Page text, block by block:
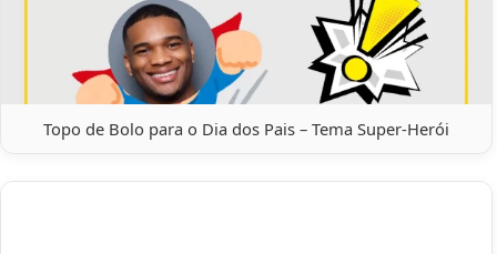
Topo de Bolo para o Dia dos Pais – Tema Super-Herói